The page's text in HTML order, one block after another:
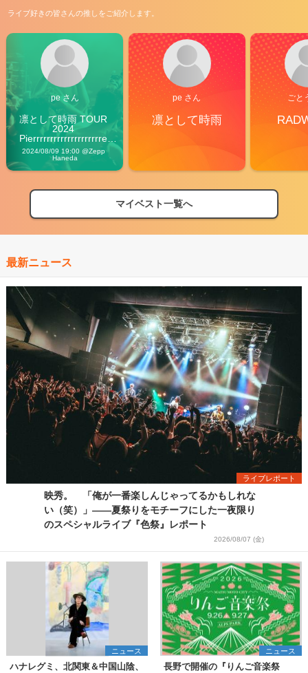
ライブ好きの皆さんの推しをご紹介します。
pe さん
凛として時雨 TOUR
2024
Pierrrrrrrrrrrrrrrrrrrre
Vibes
2024/08/09 19:00 @Zepp
Haneda
pe さん
凛として時雨
ごと
マイベスト一覧へ
最新ニュース
ライブレポート
映秀。 「俺が一番楽しんじゃってるかもしれな
い（笑）」――夏祭りをモチーフにした一夜限り
のスペシャルライブ『色祭』レポート
2026/08/07 (金)
ニュース
ハナレグミ、北関東＆中国山陰、
ニュース
長野で開催の『りんご音楽祭